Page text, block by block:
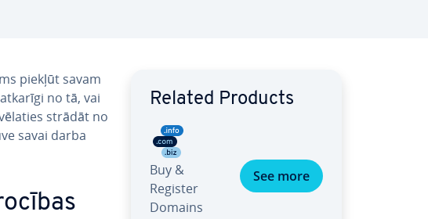
piekļūt savam
no tā, vai
strādāt no
savai darba
Related Products
Buy &
Register
Domains
See more